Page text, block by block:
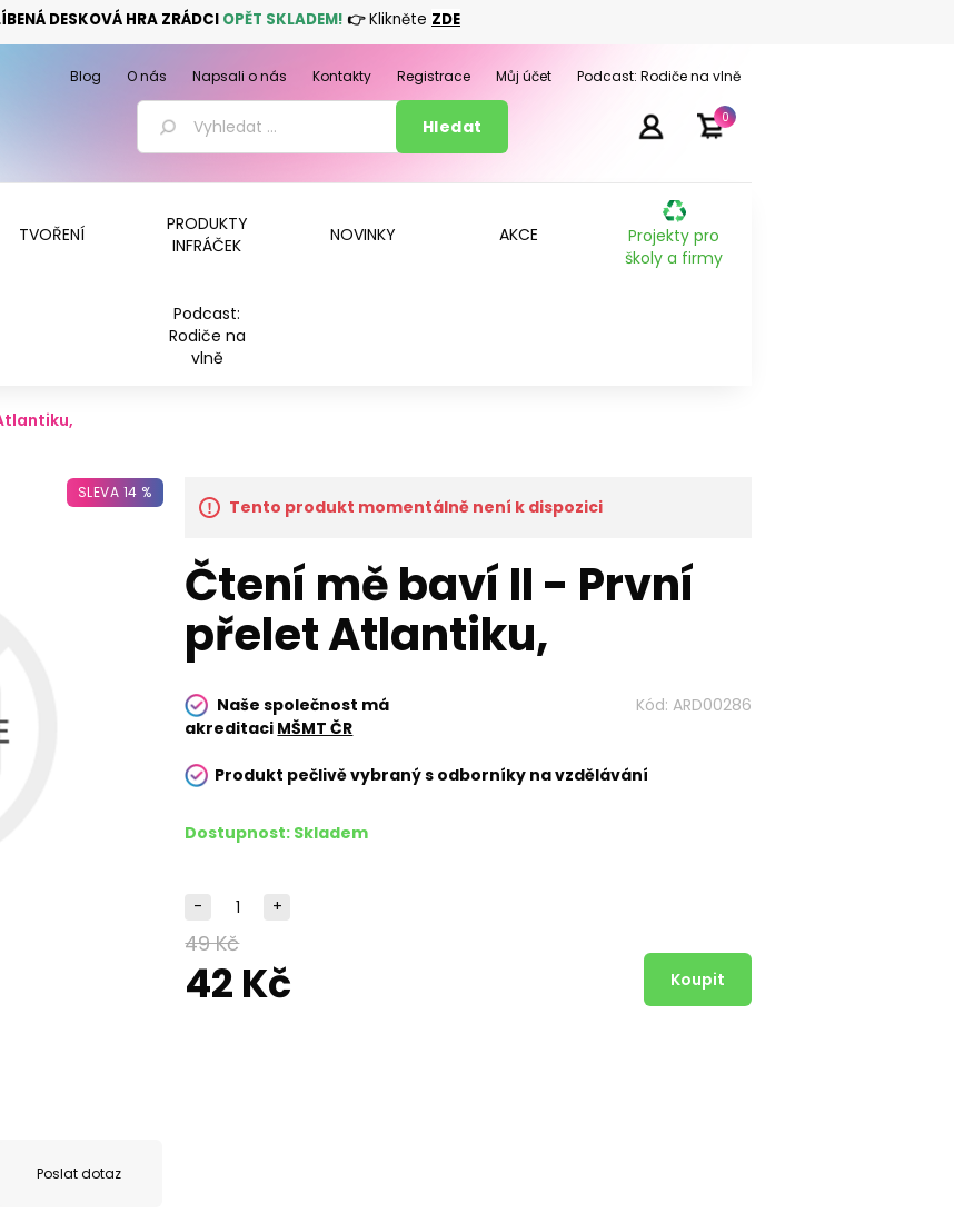
DESKOVÁ HRA ZRÁDCI OPĚT SKLADEM! 👉Klikněte ZDE
0
TVOŘENÍ
PRODUKTY
INFRÁČEK
NOVINKY AKCE
Projekty pro
školy a firmy
Podcast:
Rodiče na
vlně
Blog O nás Napsali o nás Kontakty Registrace Můj účet Podcast: Rodiče na vlně
SLEVA 14 %
Tento produkt momentálně není k dispozici
Čtení mě baví II - První
přelet Atlantiku,
Kód: ARD00286
Naše společnost má
akreditaci MŠMT ČR
Produkt pečlivě vybraný s odborníky na vzdělávání
Dostupnost: Skladem
49 Kč
42 Kč
- +
Poslat dotaz